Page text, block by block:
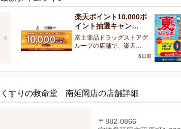
楽天ポイント10,000ポ
イント抽選キャン…
富士薬品ドラッグストアグ
ループの店舗で、楽天…
6日前
くすりの救命堂 南延岡店の店舗詳細
〒882-0866